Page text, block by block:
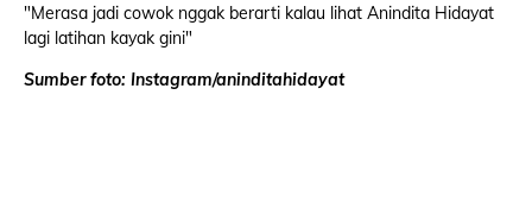
"Merasa jadi cowok nggak berarti kalau lihat Anindita Hidayat
lagi latihan kayak gini"
Sumber foto: Instagram/aninditahidayat